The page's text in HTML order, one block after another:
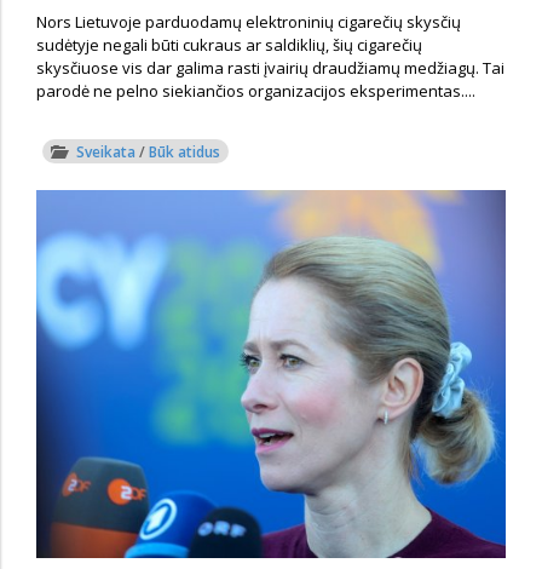
Nors Lietuvoje parduodamų elektroninių cigarečių skysčių
sudėtyje negali būti cukraus ar saldiklių, šių cigarečių
skysčiuose vis dar galima rasti įvairių draudžiamų medžiagų. Tai
parodė ne pelno siekiančios organizacijos eksperimentas....
Sveikata /Būk atidus